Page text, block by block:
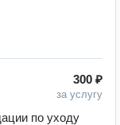
300 ₽
за услугу
по уходу